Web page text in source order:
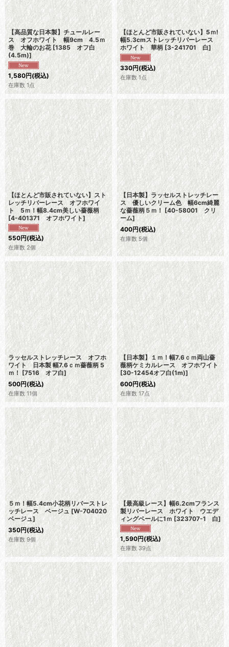
【高品質な日本製】チュールレー
ス オフホワイト 幅9cm 4.5ｍ
巻 大輪のお花 [1385 オフ白
(4.5m)]
1,580円(税込)
在庫数 1点
【ほとんど市販されていない】5ｍ!
幅5.3cmストレッチリバーレース
ホワイト 華柄 [3-241701 白]
330円(税込)
在庫数 1点
【ほとんど市販されていない】スト
レッチリバーレース オフホワイ
ト 5ｍ！幅8.4cm美しい薔薇柄
[4-401371 オフホワイト]
550円(税込)
在庫数 2個
【日本製】ラッセルストレッチレー
ス 優しいクリーム色 幅6cm綺麗
な薔薇柄５ｍ！ [40-58001 クリ
ーム]
400円(税込)
在庫数 5個
ラッセルストレッチレース オフホ
ワイト 日本製 幅7.6ｃｍ薔薇柄 5
ｍ！ [7516 オフ白]
500円(税込)
在庫数 11個
【日本製】１ｍ！幅7.6ｃｍ両山薔
薇柄ケミカルレース オフホワイト
[30-12454オフ白(1m)]
600円(税込)
在庫数 17点
５ｍ！幅5.4cm小花柄リバーストレ
ッチレース ベージュ [W-704020
ベージュ]
350円(税込)
在庫数 9個
【最高級レース】幅6.2cmフランス
製リバーレース ホワイト ウエデ
ィングベールに1ｍ [323707-1 白]
1,590円(税込)
在庫数 39点